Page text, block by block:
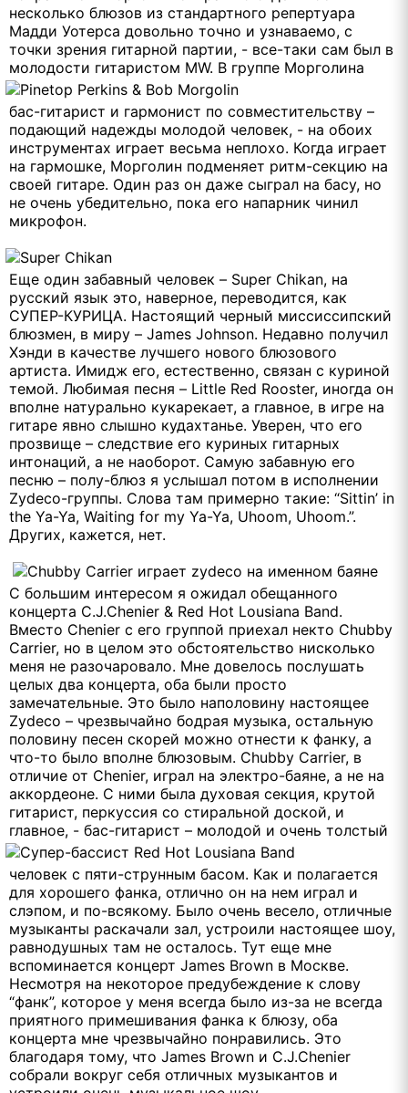
несколько блюзов из стандартного репертуара
Мадди Уотерса довольно точно и узнаваемо, с
точки зрения гитарной партии, - все-таки сам был в
молодости гитаристом MW. В группе Морголина
бас-гитарист и гармонист по совместительству –
подающий надежды молодой человек, - на обоих
инструментах играет весьма неплохо. Когда играет
на гармошке, Морголин подменяет ритм-секцию на
своей гитаре. Один раз он даже сыграл на басу, но
не очень убедительно, пока его напарник чинил
микрофон.
Еще один забавный человек – Super Chikan, на
русский язык это, наверное, переводится, как
СУПЕР-КУРИЦА. Настоящий черный миссиссипский
блюзмен, в миру – James Johnson. Недавно получил
Хэнди в качестве лучшего нового блюзового
артиста. Имидж его, естественно, связан с куриной
темой. Любимая песня – Little Red Rooster, иногда он
вполне натурально кукарекает, а главное, в игре на
гитаре явно слышно кудахтанье. Уверен, что его
прозвище – следствие его куриных гитарных
интонаций, а не наоборот. Самую забавную его
песню – полу-блюз я услышал потом в исполнении
Zydeco-группы. Слова там примерно такие: “Sittin’ in
the Ya-Ya, Waiting for my Ya-Ya, Uhoom, Uhoom.”.
Других, кажется, нет.
С большим интересом я ожидал обещанного
концерта C.J.Chenier & Red Hot Lousiana Band.
Вместо Chenier с его группой приехал некто Chubby
Carrier, но в целом это обстоятельство нисколько
меня не разочаровало. Мне довелось послушать
целых два концерта, оба были просто
замечательные. Это было наполовину настоящее
Zydeco – чрезвычайно бодрая музыка, остальную
половину песен скорей можно отнести к фанку, а
что-то было вполне блюзовым. Chubby Carrier, в
отличие от Chenier, играл на электро-баяне, а не на
аккордеоне. С ними была духовая секция, крутой
гитарист, перкуссия со стиральной доской, и
главное, - бас-гитарист – молодой и очень толстый
человек с пяти-струнным басом. Как и полагается
для хорошего фанка, отлично он на нем играл и
слэпом, и по-всякому. Было очень весело, отличные
музыканты раскачали зал, устроили настоящее шоу,
равнодушных там не осталось. Тут еще мне
вспоминается концерт James Brown в Москве.
Несмотря на некоторое предубеждение к слову
“фанк”, которое у меня всегда было из-за не всегда
приятного примешивания фанка к блюзу, оба
концерта мне чрезвычайно понравились. Это
благодаря тому, что James Brown и C.J.Chenier
собрали вокруг себя отличных музыкантов и